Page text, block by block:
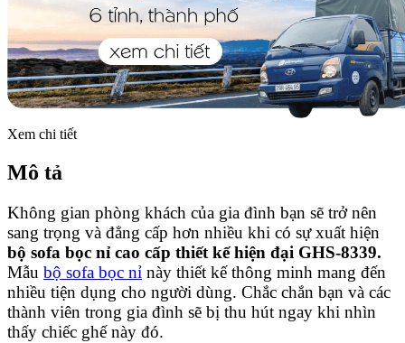
Xem chi tiết
Mô tả
Không gian phòng khách của gia đình bạn sẽ trở nên
sang trọng và đẳng cấp hơn nhiều khi có sự xuất hiện
bộ sofa bọc nỉ cao cấp thiết kế hiện đại GHS-8339.
Mẫu bộ sofa bọc nỉ này thiết kế thông minh mang đến
nhiều tiện dụng cho người dùng. Chắc chắn bạn và các
thành viên trong gia đình sẽ bị thu hút ngay khi nhìn
thấy chiếc ghế này đó.